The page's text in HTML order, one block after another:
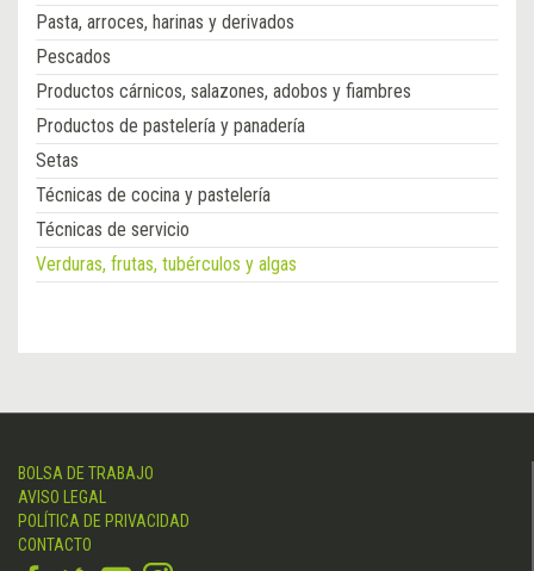
Pasta, arroces, harinas y derivados
Pescados
Productos cárnicos, salazones, adobos y fiambres
Productos de pastelería y panadería
Setas
Técnicas de cocina y pastelería
Técnicas de servicio
Verduras, frutas, tubérculos y algas
BOLSA DE TRABAJO
AVISO LEGAL
POLÍTICA DE PRIVACIDAD
CONTACTO